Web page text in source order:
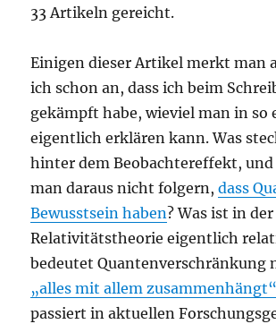
33 Artikeln gereicht.
Einigen dieser Artikel merkt man
ich schon an, dass ich beim
gekämpft habe, wieviel man in so
eigentlich erklären kann. Was
hinter dem Beobachtereffekt,
man daraus nicht folgern,dass
Bewusstsein haben? Was ist in der
Relativitätstheorie eigentlich
bedeutet Quantenverschränkung
„alles mit allem zusammenhängt“
passiert in aktuellen